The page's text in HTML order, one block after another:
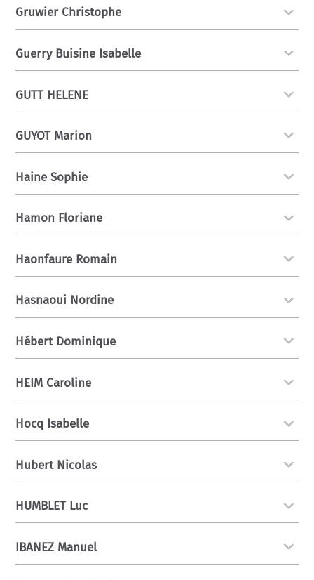
Gruwier Christophe
Guerry Buisine Isabelle
GUTT HELENE
GUYOT Marion
Haine Sophie
Hamon Floriane
Haonfaure Romain
Hasnaoui Nordine
Hébert Dominique
HEIM Caroline
Hocq Isabelle
Hubert Nicolas
HUMBLET Luc
IBANEZ Manuel